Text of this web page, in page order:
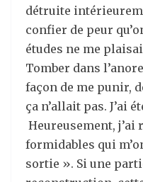
détruite
confier de peur
études ne me
Tomber dans
façon de me punir,
ça n’allait pas. J’ai
Heureusement, j’ai
formidables qui
sortie ». Si une